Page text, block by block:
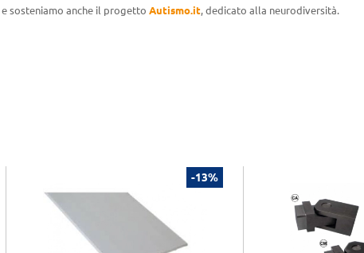
e sosteniamo anche il progetto Autismo.it, dedicato alla neurodiversità.
-13%